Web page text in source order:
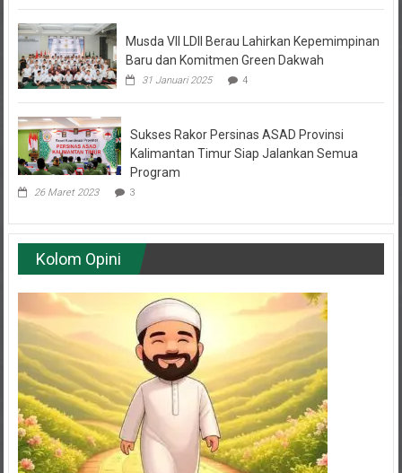
Baru dan Komitmen Green Dakwah
31 Januari 2025 4
Kalimantan Timur Siap Jalankan Semua
Program
26 Maret 2023 3
Kolom Opini